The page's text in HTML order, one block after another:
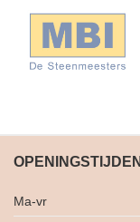
OPENINGSTIJDEN
Ma-vr